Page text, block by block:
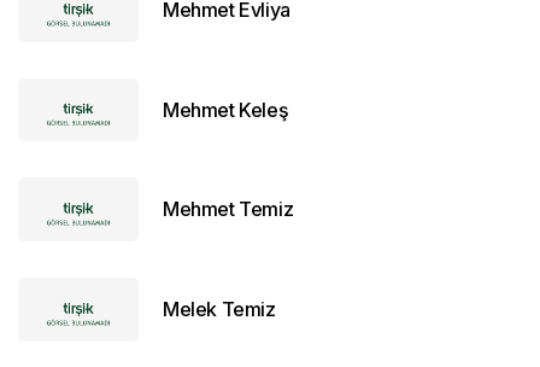
Mehmet Evliya
Mehmet Keleş
Mehmet Temiz
Melek Temiz